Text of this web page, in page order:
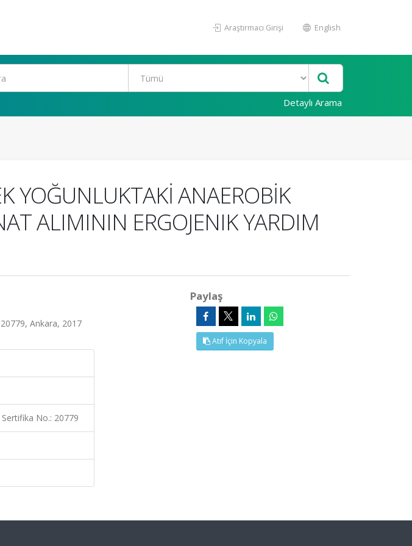
Araştırmacı Girişi English
Detaylı Arama
YOĞUNLUKTAKİ ANAEROBİK
ALIMININ ERGOJENIK YARDIM
Ankara, 2017
Sertifika No.: 20779
Paylaş
Atıf İçin Kopyala